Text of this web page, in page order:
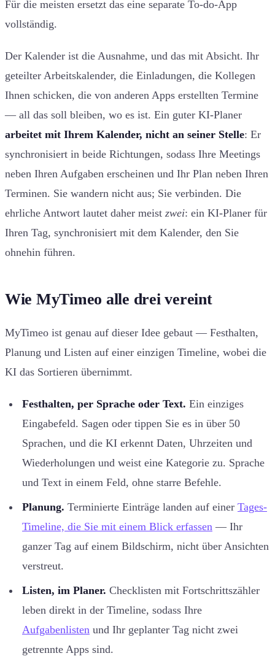
Für die meisten ersetzt das eine separate To-do-App
vollständig.
Der Kalender ist die Ausnahme, und das mit Absicht. Ihr
geteilter Arbeitskalender, die Einladungen, die Kollegen
Ihnen schicken, die von anderen Apps erstellten Termine
— all das soll bleiben, wo es ist. Ein guter KI-Planer
arbeitet mit Ihrem Kalender, nicht an seiner Stelle: Er
synchronisiert in beide Richtungen, sodass Ihre Meetings
neben Ihren Aufgaben erscheinen und Ihr Plan neben Ihren
Terminen. Sie wandern nicht aus; Sie verbinden. Die
ehrliche Antwort lautet daher meist zwei: ein KI-Planer für
Ihren Tag, synchronisiert mit dem Kalender, den Sie
ohnehin führen.
Wie MyTimeo alle drei vereint
MyTimeo ist genau auf dieser Idee gebaut — Festhalten,
Planung und Listen auf einer einzigen Timeline, wobei die
KI das Sortieren übernimmt.
Festhalten, per Sprache oder Text. Ein einziges
Eingabefeld. Sagen oder tippen Sie es in über 50
Sprachen, und die KI erkennt Daten, Uhrzeiten und
Wiederholungen und weist eine Kategorie zu. Sprache
und Text in einem Feld, ohne starre Befehle.
Planung. Terminierte Einträge landen auf einer Tages-
Timeline, die Sie mit einem Blick erfassen — Ihr
ganzer Tag auf einem Bildschirm, nicht über Ansichten
verstreut.
Listen, im Planer. Checklisten mit Fortschrittszähler
leben direkt in der Timeline, sodass Ihre
Aufgabenlisten und Ihr geplanter Tag nicht zwei
getrennte Apps sind.